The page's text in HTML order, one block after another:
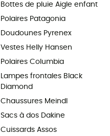
Bottes de pluie Aigle enfant
Polaires Patagonia
Doudounes Pyrenex
Vestes Helly Hansen
Polaires Columbia
Lampes frontales Black
Diamond
Chaussures Meindl
Sacs à dos Dakine
Cuissards Assos